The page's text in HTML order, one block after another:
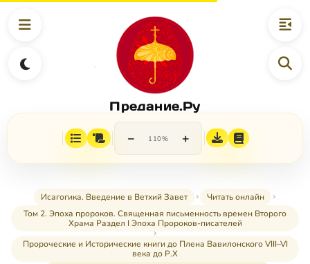
Предание.Ру
− 110% +
Исагогика. Введение в Ветхий Завет
Читать онлайн
Том 2. Эпоха пророков. Священная письменность времен Второго
Храма Раздел I Эпоха Пророков-писателей
Пророческие и Исторические книги до Плена Вавилонского VIII–VI
века до Р.Х